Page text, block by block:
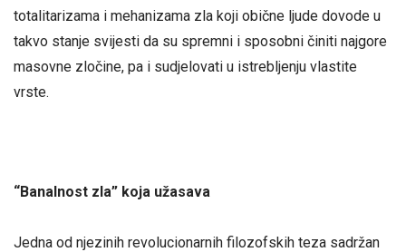
totalitarizama i mehanizama zla koji obične ljude dovode u
takvo stanje svijesti da su spremni i sposobni činiti najgore
masovne zločine, pa i sudjelovati u istrebljenju vlastite
vrste.
“Banalnost zla” koja užasava
Jedna od njezinih revolucionarnih filozofskih teza sadržan